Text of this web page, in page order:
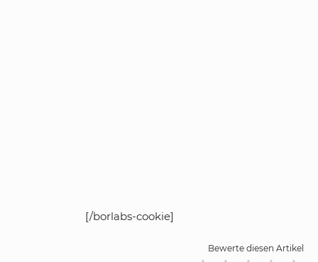
[/borlabs-cookie]
Bewerte diesen Artikel